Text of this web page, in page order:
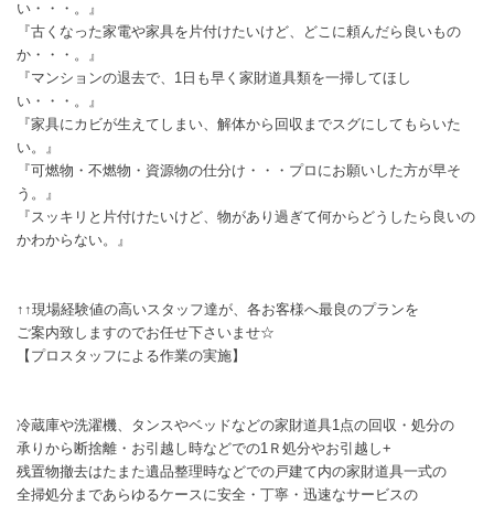
い・・・。』
『古くなった家電や家具を片付けたいけど、どこに頼んだら良いもの
か・・・。』
『マンションの退去で、1日も早く家財道具類を一掃してほし
い・・・。』
『家具にカビが生えてしまい、解体から回収までスグにしてもらいた
い。』
『可燃物・不燃物・資源物の仕分け・・・プロにお願いした方が早そ
う。』
『スッキリと片付けたいけど、物があり過ぎて何からどうしたら良いの
かわからない。』
↑↑現場経験値の高いスタッフ達が、各お客様へ最良のプランを
ご案内致しますのでお任せ下さいませ☆
【プロスタッフによる作業の実施】
冷蔵庫や洗濯機、タンスやベッドなどの家財道具1点の回収・処分の
承りから断捨離・お引越し時などでの1Ｒ処分やお引越し+
残置物撤去はたまた遺品整理時などでの戸建て内の家財道具一式の
全掃処分まであらゆるケースに安全・丁寧・迅速なサービスの